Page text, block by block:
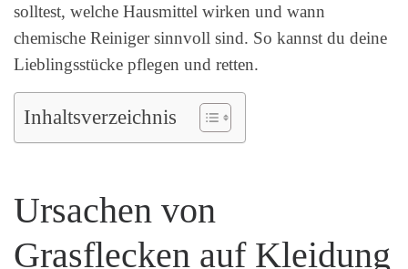
solltest, welche Hausmittel wirken und wann
chemische Reiniger sinnvoll sind. So kannst du deine
Lieblingsstücke pflegen und retten.
Inhaltsverzeichnis
Ursachen von
Grasflecken auf Kleidung